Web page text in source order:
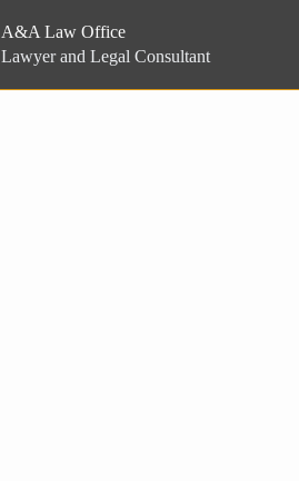
A&A Law Office
Lawyer and Legal Consultant